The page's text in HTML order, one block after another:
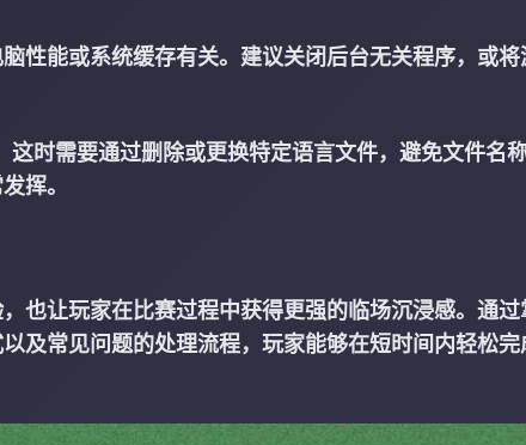
性能或系统缓存有关。建议关闭后台无关程序，或将
时需要通过删除或更换特定语言文件，避免文件名
挥。
也让玩家在比赛过程中获得更强的临场沉浸感。通过
及常见问题的处理流程，玩家能够在短时间内轻松完